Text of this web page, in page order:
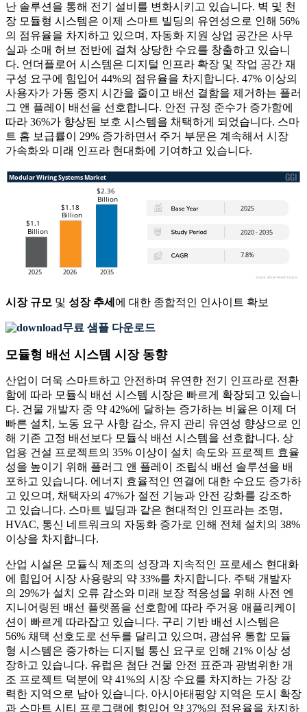
난 솔루션을 통해 전기 설비를 변화시키고 있습니다. 벽 및 천
장 모듈형 시스템은 이제 스마트 빌딩의 유연성으로 인해 56%
의 점유율을 차지하고 있으며, 자동화 지원 상업 공간은 사무
실과 소매 허브 전반에 걸쳐 상당한 수요를 창출하고 있습니
다. 언더플로어 시스템은 디지털 인프라 확장 및 작업 공간 재
구성 요구에 힘입어 44%의 점유율을 차지합니다. 47% 이상의
사용자가 가동 중지 시간을 줄이고 배선 결함을 제거하는 플러
그 앤 플레이 배선을 선호합니다. 안전 규정 준수가 증가함에
따라 36%가 향상된 보호 시스템을 채택하게 되었습니다. 스마
트 홈 보급률이 29% 증가하면서 주거 부문은 계속해서 시장
가속화와 미래 인프라 현대화에 기여하고 있습니다.
시장 규모 및 성장 추세 에 대한 종합적인 인사이트 확보
무료 샘플 다운로드
모듈형 배선 시스템 시장 동향
산업이 더욱 스마트하고 안전하며 유연한 전기 인프라로 전환
함에 따라 모듈식 배선 시스템 시장은 빠르게 확장되고 있습니
다. 건물 개발자 중 약 42%에 달하는 증가하는 비율은 이제 더
빠른 설치, 노동 요구 사항 감소, 유지 관리 유연성 향상으로 인
해 기존 고정 배선보다 모듈식 배선 시스템을 선호합니다. 상
업용 건설 프로젝트의 35% 이상이 설치 속도와 프로젝트 효율
성을 높이기 위해 플러그 앤 플레이 조립식 배선 솔루션을 배
포하고 있습니다. 에너지 효율적인 연결에 대한 수요도 증가하
고 있으며, 채택자의 47%가 절전 기능과 안전 강화를 강조하
고 있습니다. 스마트 빌딩과 같은 현대적인 인프라는 조명,
HVAC, 통신 네트워크의 자동화 증가로 인해 전체 설치의 38%
이상을 차지합니다.
산업 시설은 모듈식 제조의 성장과 지속적인 프로세스 현대화
에 힘입어 시장 사용량의 약 33%를 차지합니다. 주택 개발자
의 29%가 설치 오류 감소와 미래 보장 적응성을 위해 사전 엔
지니어링된 배선 플랫폼을 선호함에 따라 주거용 애플리케이
션이 빠르게 따라잡고 있습니다. 구리 기반 배선 시스템은
56% 채택 선호도로 선두를 달리고 있으며, 광섬유 통합 모듈
형 시스템은 증가하는 디지털 통신 요구로 인해 21% 이상 성
장하고 있습니다. 유럽은 첨단 건물 안전 표준과 광범위한 개
조 프로젝트 덕분에 약 41%의 시장 수요를 차지하는 가장 강
력한 지역으로 남아 있습니다. 아시아태평양 지역은 도시 확장
과 스마트 시티 프로그램에 힘입어 약 37%의 점유율을 차지하